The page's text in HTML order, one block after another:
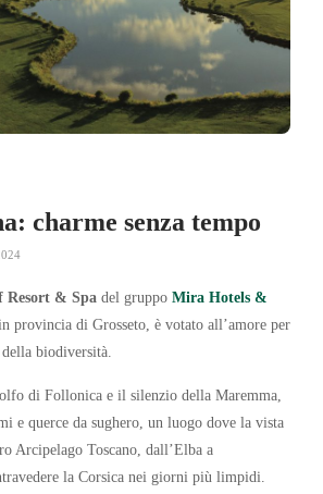
charme senza tempo
Resort & Spa del gruppo Mira Hotels &
provincia di Grosseto, è votato all’amore per
biodiversità.
di Follonica e il silenzio della Maremma,
e querce da sughero, un luogo dove la vista
Arcipelago Toscano, dall’Elba a
la Corsica nei giorni più limpidi.